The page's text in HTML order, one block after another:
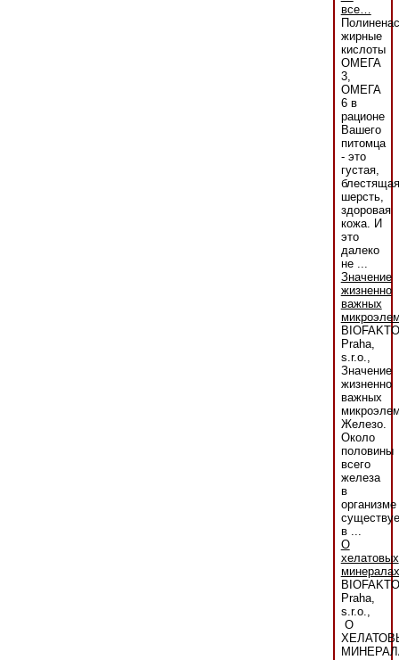
все…
жирные
кислоты
ОМЕГА
3,
ОМЕГА
6 в
рационе
Вашего
питомца
- это
густая,
блестящая
шерсть,
здоровая
кожа. И
это
далеко
не ...
Значение
жизненно
важных
Praha,
s.r.o.,
Значение
жизненно
важных
Железо.
Около
половины
всего
железа
в
организме
в ...
О
хелатовых
минералах
Praha,
s.r.o.,
О